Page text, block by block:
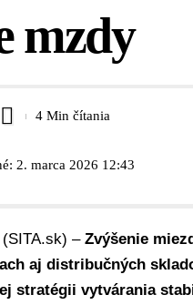
mzdy
2. marca 2026 12:43
4 Min čítania
– Zvýšenie
aj distribučných
stratégii vytvárania